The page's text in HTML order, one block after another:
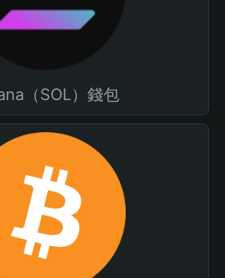
（SOL）錢包